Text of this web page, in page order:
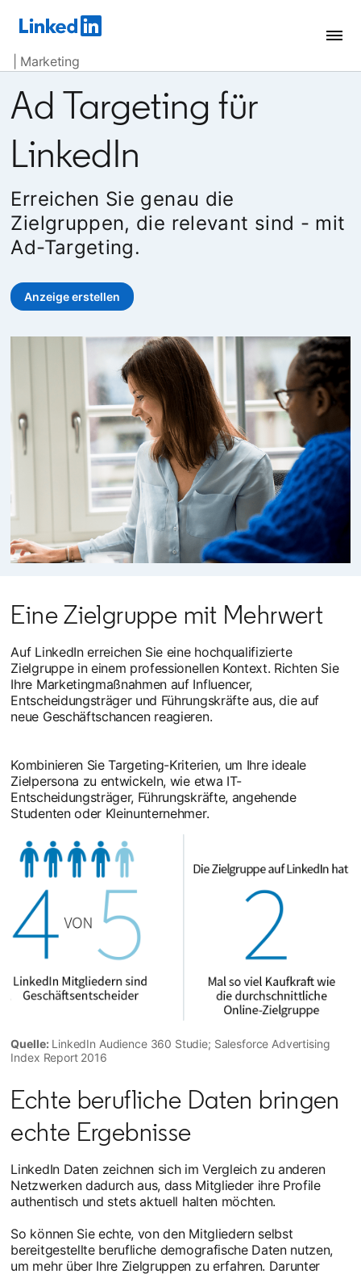
| Marketing
Ad Targeting für
LinkedIn
Erreichen Sie genau die
Zielgruppen, die relevant sind - mit
Ad-Targeting.
Anzeige erstellenopens in a new tab
Eine Zielgruppe mit Mehrwert
Auf LinkedIn erreichen Sie eine hochqualifizierte
Zielgruppe in einem professionellen Kontext. Richten Sie
Ihre Marketingmaßnahmen auf Influencer,
Entscheidungsträger und Führungskräfte aus, die auf
neue Geschäftschancen reagieren.
Kombinieren Sie Targeting-Kriterien, um Ihre ideale
Zielpersona zu entwickeln, wie etwa IT-
Entscheidungsträger, Führungskräfte, angehende
Studenten oder Kleinunternehmer.
Quelle:LinkedIn Audience 360 Studie; Salesforce Advertising
Index Report 2016
Echte berufliche Daten bringen
echte Ergebnisse
LinkedIn Daten zeichnen sich im Vergleich zu anderen
Netzwerken dadurch aus, dass Mitglieder ihre Profile
authentisch und stets aktuell halten möchten.
So können Sie echte, von den Mitgliedern selbst
bereitgestellte berufliche demografische Daten nutzen,
um mehr über Ihre Zielgruppen zu erfahren. Darunter